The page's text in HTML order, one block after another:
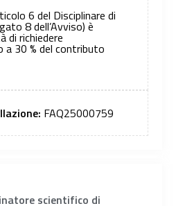
6 del Disciplinare di
8 dell’Avviso) è
di richiedere
a 30 % del contributo
FAQ25000759
scientifico di